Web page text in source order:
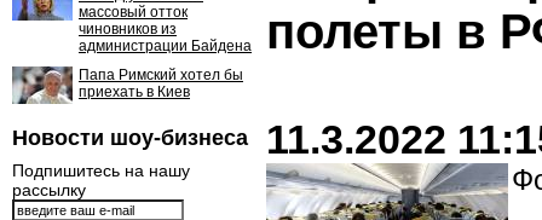
массовый отток
чиновников из
администрации Байдена
Папа Римский хотел бы
приехать в Киев
Новости шоу-бизнеса
Подпишитесь на нашу
рассылку
полеты в
11.3.2022